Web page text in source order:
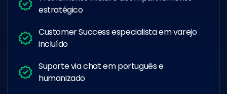
estratégico
Customer Success especialista em varejo
incluído
Suporte via chat em português e
humanizado